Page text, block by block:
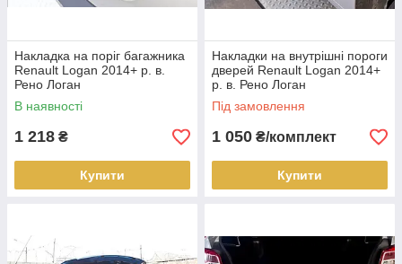
Накладка на поріг багажника
Renault Logan 2014+ р. в.
Рено Логан
В наявності
1 218 ₴
Купити
Накладки на внутрішні пороги
дверей Renault Logan 2014+
р. в. Рено Логан
Під замовлення
1 050 ₴/комплект
Купити